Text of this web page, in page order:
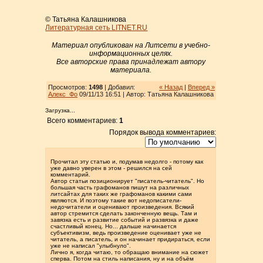
© Татьяна Калашникова
Литературная сеть LITNET.RU
Материал опубликован на Литсети в учебно-
информационных целях.
Все авторские права принадлежат автору
материала.
« Назад | Вперед »
Просмотров: 1498| Добавил:
Алекс_Фо09/11/13 16:51 | Автор: Татьяна Калашникова
Загрузка...
Всего комментариев:1
Порядок вывода комментариев:
Прочитал эту статью и, подумав недолго - потому как
уже давно уверен в этом - решился на сей
комментарий.
Автор статьи позиционирует "писатель-читатель". Но
большая часть графоманов пишут на различных
литсайтах для таких же графоманов какими сами
являются. И поэтому такие вот недописатели-
недочитатели и оценивают произведения. Всякий
автор стремится сделать законченную вещь. Там и
завязка есть и развитие событий и развязка и даже
счастливый конец. Но... дальше начинается
субъективизм, ведь произведение оценивает уже не
читатель, а писатель, и он начинает придираться, если
уже не написал "улыбнуло".
Лично я, когда читаю, то обращаю внимание на сюжет
сперва. Потом на стиль написания, ну и на объём